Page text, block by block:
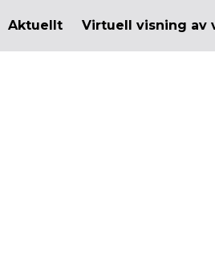
Aktuellt Virtuell visning av